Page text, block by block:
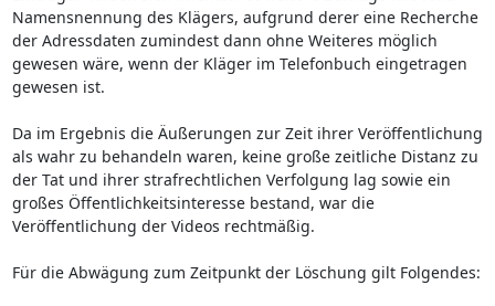
Namensnennung des Klägers, aufgrund derer eine Recherche
der Adressdaten zumindest dann ohne Weiteres möglich
gewesen wäre, wenn der Kläger im Telefonbuch eingetragen
gewesen ist.
Da im Ergebnis die Äußerungen zur Zeit ihrer Veröffentlichung
als wahr zu behandeln waren, keine große zeitliche Distanz zu
der Tat und ihrer strafrechtlichen Verfolgung lag sowie ein
großes Öffentlichkeitsinteresse bestand, war die
Veröffentlichung der Videos rechtmäßig.
Für die Abwägung zum Zeitpunkt der Löschung gilt Folgendes: